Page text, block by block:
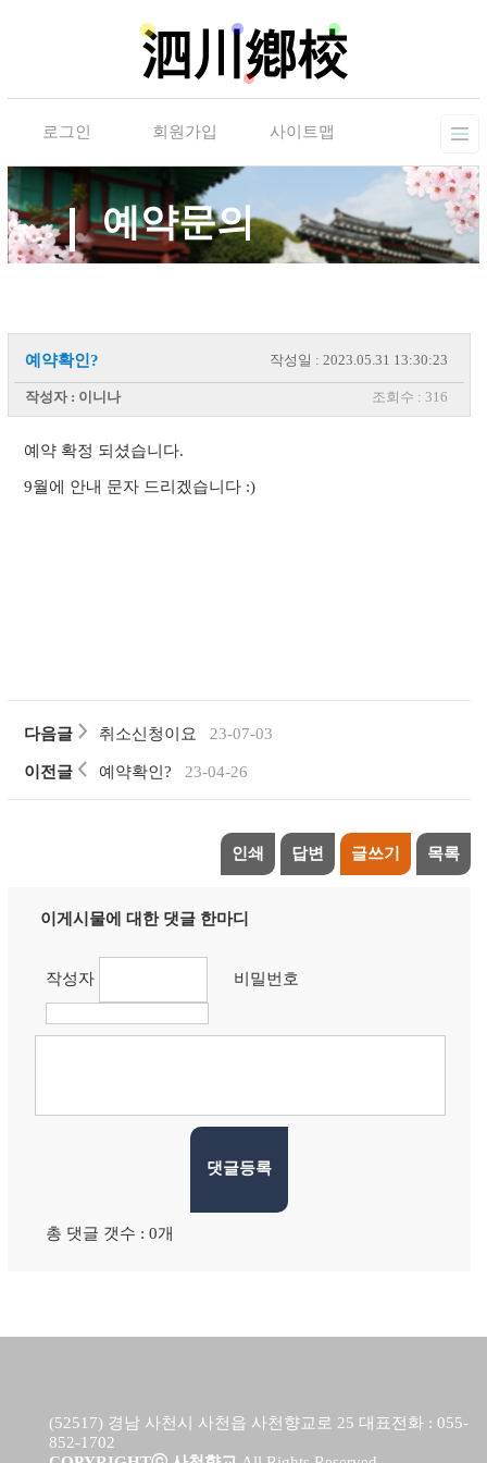
로그인 회원가입 사이트맵
예약문의
예약확인?
작성자 : 이니나
작성일 : 2023.05.31 13:30:23
조회수 : 316
예약 확정 되셨습니다.
9월에 안내 문자 드리겠습니다 :)
다음글 취소신청이요 23-07-03
이전글 예약확인? 23-04-26
목록
글쓰기
답변
인쇄
이게시물에 대한 댓글 한마디
작성자 비밀번호
댓글등록
총 댓글 갯수 : 0개
(52517) 경남 사천시 사천읍 사천향교로 25 대표전화 : 055-
852-1702